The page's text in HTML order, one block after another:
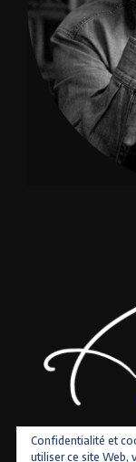
Confidentialité et
utiliser ce site Web,